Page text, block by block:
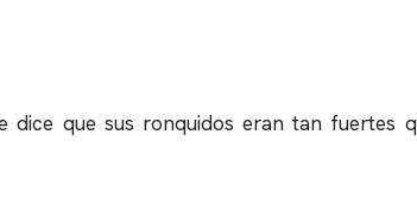
dice que sus ronquidos eran tan fuertes